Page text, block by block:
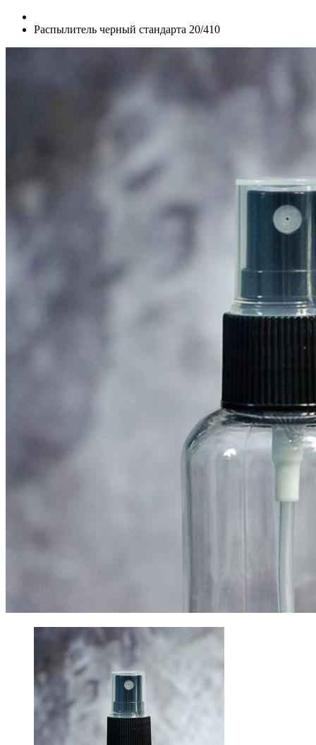
Распылитель черный стандарта 20/410